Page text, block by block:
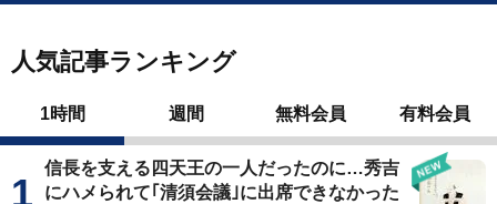
人気記事ランキング
1時間 週間 無料会員 有料会員
信長を支える四天王の一人だったのに…秀吉
にハメられて｢清須会議｣に出席できなかった